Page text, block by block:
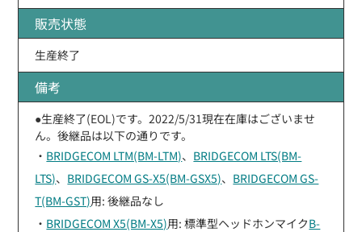
販売状態
生産終了
備考
●生産終了(EOL)です。2022/5/31現在在庫はございませ
ん。後継品は以下の通りです。
・ BRIDGECOM LTM(BM-LTM)、 BRIDGECOM LTS(BM-
LTS)、 BRIDGECOM GS-X5(BM-GSX5)、 BRIDGECOM GS-
T(BM-GST)用: 後継品なし
・ BRIDGECOM X5(BM-X5)用: 標準型ヘッドホンマイクB-